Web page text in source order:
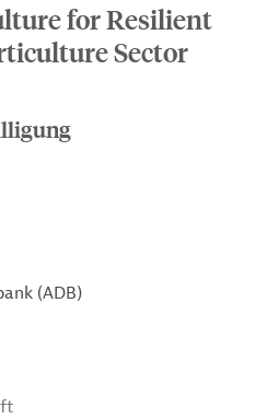
for Resilient
Sector
(ADB)